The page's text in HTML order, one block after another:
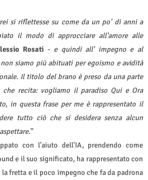
si riflettesse su come da un po' di anni a
il modo di approcciare all'amore alle
Rosati - e quindi all' impegno e al
siamo più abituati per egoismo e avidità
Il titolo del brano è preso da una parte
recita: vogliamo il paradiso Qui e Ora
in questa frase per me è rappresentato il
tutto ciò che si desidera senza alcun
.”
con l’aiuto dell'IA, prendendo come
e il suo significato, ha rappresentato con
fretta e il poco impegno che fa da padrona